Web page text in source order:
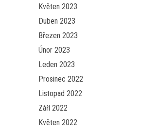
Květen 2023
Duben 2023
Březen 2023
Únor 2023
Leden 2023
Prosinec 2022
Listopad 2022
Září 2022
Květen 2022